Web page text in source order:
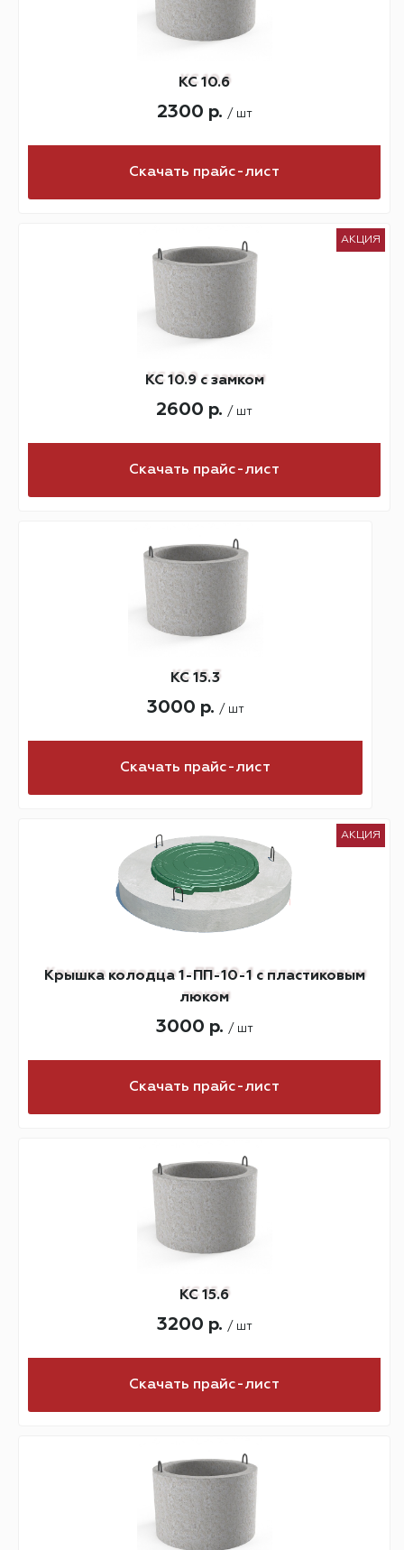
КС 10.6
2300 р. / шт
Скачать прайс-лист
АКЦИЯ
КС 10.9 с замком
2600 р. / шт
Скачать прайс-лист
КС 15.3
3000 р. / шт
Скачать прайс-лист
АКЦИЯ
Крышка колодца 1-ПП-10-1 с пластиковым
люком
3000 р. / шт
Скачать прайс-лист
КС 15.6
3200 р. / шт
Скачать прайс-лист